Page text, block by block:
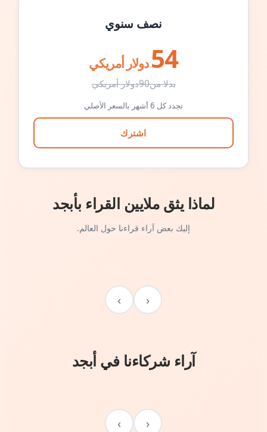
نصف سنوي
54 دولار أمريكي
بدلا من90دولار أمريكي
تجدد كل 6 أشهر بالسعر الأصلي
اشترك
لماذا يثق ملايين القراء بأبجد
إليك بعض آراء قراءنا حول العالم.
‹
›
آراء شركاءنا في أبجد
‹
›